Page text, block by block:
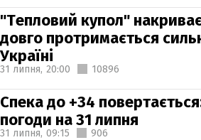
"Тепловий купол"
довго протримається
Україні
31 липня, 20:00 10896
Спека до +34
погоди на 31 липня
31 липня, 09:15 906